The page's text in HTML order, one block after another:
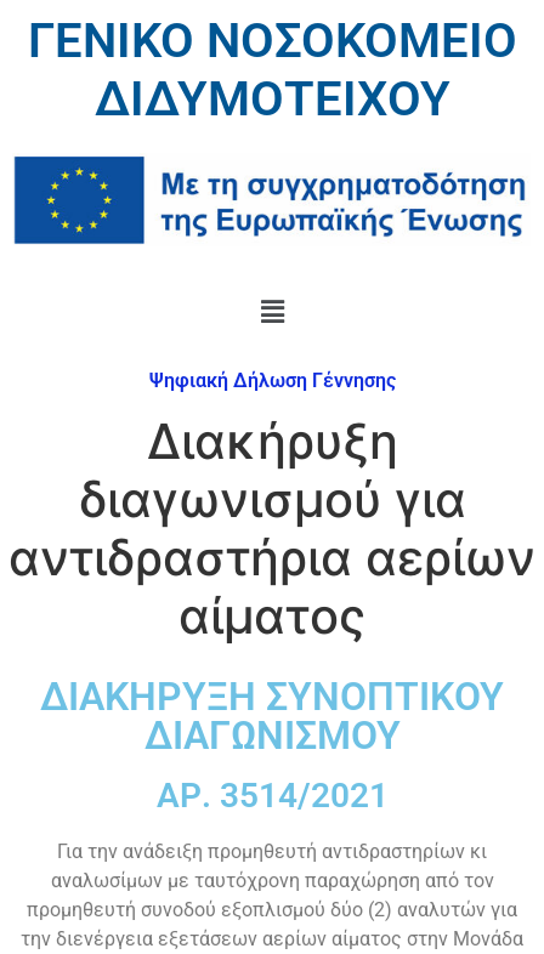
ΓΕΝΙΚΟ ΝΟΣΟΚΟΜΕΙΟ
ΔΙΔΥΜΟΤΕΙΧΟΥ
Ψηφιακή Δήλωση Γέννησης
Διακήρυξη
διαγωνισμού για
αντιδραστήρια αερίων
αίματος
ΔΙΑΚΗΡΥΞΗ ΣΥΝΟΠΤΙΚΟΥ
ΔΙΑΓΩΝΙΣΜΟΥ
ΑΡ. 3514/2021
Για την ανάδειξη προμηθευτή αντιδραστηρίων κι
αναλωσίμων με ταυτόχρονη παραχώρηση από τον
προμηθευτή συνοδού εξοπλισμού δύο (2) αναλυτών για
την διενέργεια εξετάσεων αερίων αίματος στην Μονάδα